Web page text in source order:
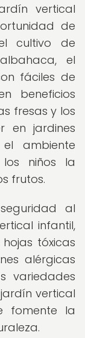
vertical
de
cultivo de
el
fáciles de
beneficios
fresas y los
en jardines
ambiente
niños la
frutos.
al
infantil,
tóxicas
alérgicas
variedades
vertical
fomente la